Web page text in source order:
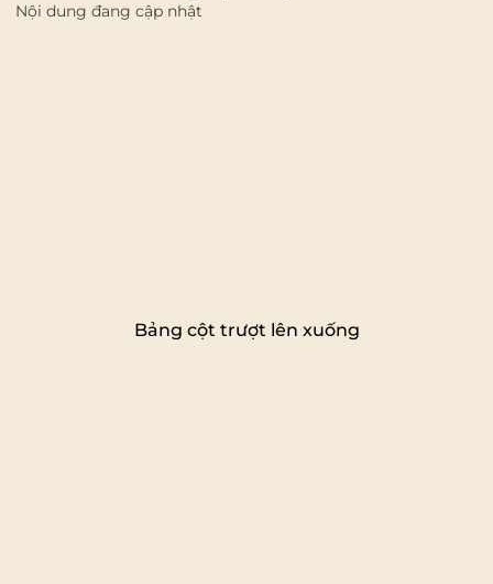
Nội dung đang cập nhật
Bảng cột trượt lên xuống